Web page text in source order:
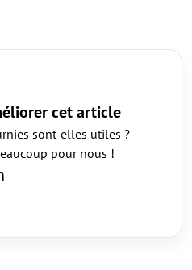
cet article
sont-elles utiles ?
pour nous !